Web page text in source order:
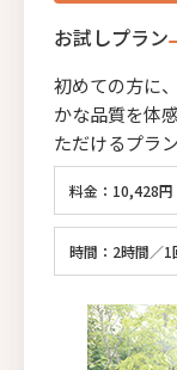
お試しプラン
初めての方に
かな品質を体
ただけるプラン
料金：10,428円
時間：2時間／1